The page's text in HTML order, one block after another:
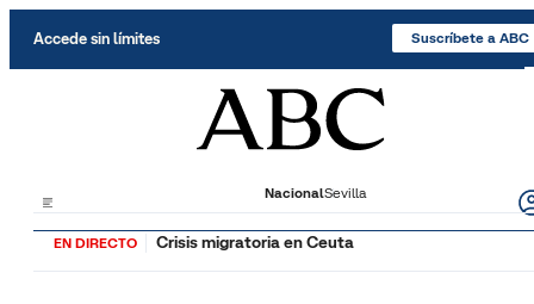
Accede sin límites Suscríbete a ABC
NacionalSevilla
EN DIRECTO Crisis migratoria en Ceuta